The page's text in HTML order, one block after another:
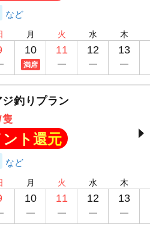
月
10
満席
火
11
水
12
木
13
釣りプラン
隻
ト還元
月
10
火
11
水
12
木
13